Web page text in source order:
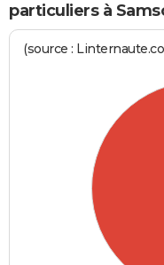
particuliers à
(source :